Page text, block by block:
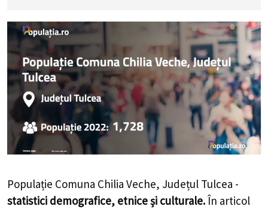
Populație Comuna Chilia Veche, Județul Tulcea -
statistici demografice, etnice și culturale.În articol